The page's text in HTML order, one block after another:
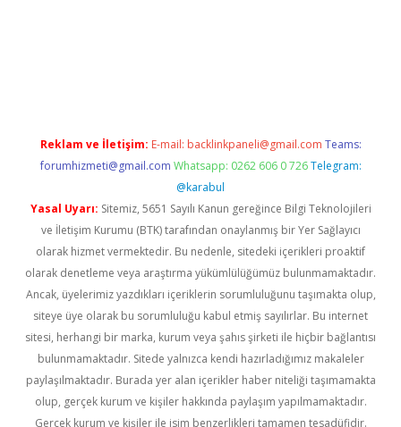
Reklam ve İletişim: E-mail: backlinkpaneli@gmail.com Teams:
forumhizmeti@gmail.com Whatsapp: 0262 606 0 726 Telegram:
@karabul
Yasal Uyarı: Sitemiz, 5651 Sayılı Kanun gereğince Bilgi Teknolojileri
ve İletişim Kurumu (BTK) tarafından onaylanmış bir Yer Sağlayıcı
olarak hizmet vermektedir. Bu nedenle, sitedeki içerikleri proaktif
olarak denetleme veya araştırma yükümlülüğümüz bulunmamaktadır.
Ancak, üyelerimiz yazdıkları içeriklerin sorumluluğunu taşımakta olup,
siteye üye olarak bu sorumluluğu kabul etmiş sayılırlar. Bu internet
sitesi, herhangi bir marka, kurum veya şahıs şirketi ile hiçbir bağlantısı
bulunmamaktadır. Sitede yalnızca kendi hazırladığımız makaleler
paylaşılmaktadır. Burada yer alan içerikler haber niteliği taşımamakta
olup, gerçek kurum ve kişiler hakkında paylaşım yapılmamaktadır.
Gerçek kurum ve kişiler ile isim benzerlikleri tamamen tesadüfidir.